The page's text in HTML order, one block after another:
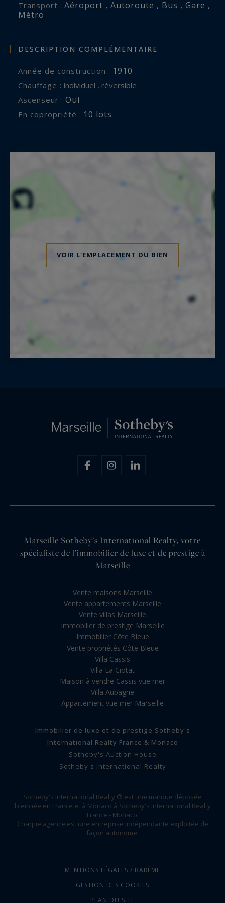
Transport : Aéroport , Autoroute , Bus , Gare ,
Métro
DESCRIPTION COMPLÉMENTAIRE
Année de construction : 1910
Chauffage : individuel , réversible
Ascenseur : Oui
En copropriété : 10 lots
VOIR L'EMPLACEMENT DU BIEN
Marseille Sotheby’s International Realty, votre
spécialiste de l’immobilier de luxe et de prestige à
Marseille
Vente maisons Marseille
Vente appartements Marseille
Vente villas Marseille
Immobilier de prestige Marseille
Immobilier Côte Bleue
Vente propriétés Côte Bleue
Villa Cassis
Villa La Ciotat
Maison à vendre Cassis vue mer
Villa Aubagne
Appartement vue mer Marseille
Immobilier de luxe et de prestige Sotheby's
International Realty France & Monaco
Sotheby's Auction House
Sotheby's International Realty
Sotheby's International Realty ® est une marque déposée
licenciée en France et à Monaco à Sotheby's International Realty
France - Monaco.
Chaque agence est une entreprise indépendante exploitée de
façon autonome.
MENTIONS LÉGALES / BARÈME
GESTION DES COOKIES
PLAN DU SITE